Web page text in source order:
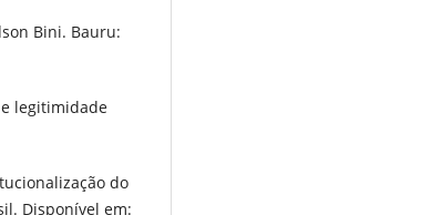
Bini. Bauru:
e legitimidade
do
Disponível em: